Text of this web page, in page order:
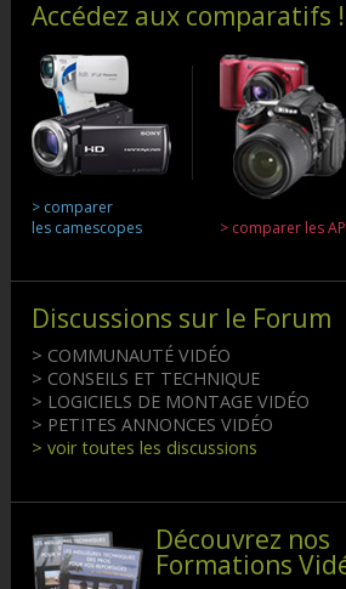
Accédez aux comparatifs !
> comparer
les camescopes
> comparer les
Discussions sur le Forum
> COMMUNAUTÉ VIDÉO
> CONSEILS ET TECHNIQUE
> LOGICIELS DE MONTAGE VIDÉO
> PETITES ANNONCES VIDÉO
> voir toutes les discussions
Découvrez nos
Formations